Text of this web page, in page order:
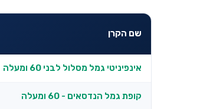
שם הקרן
אינפיניטי גמל מסלול לבני 60 ומעלה
קופת גמל הנדסאים - 60 ומעלה